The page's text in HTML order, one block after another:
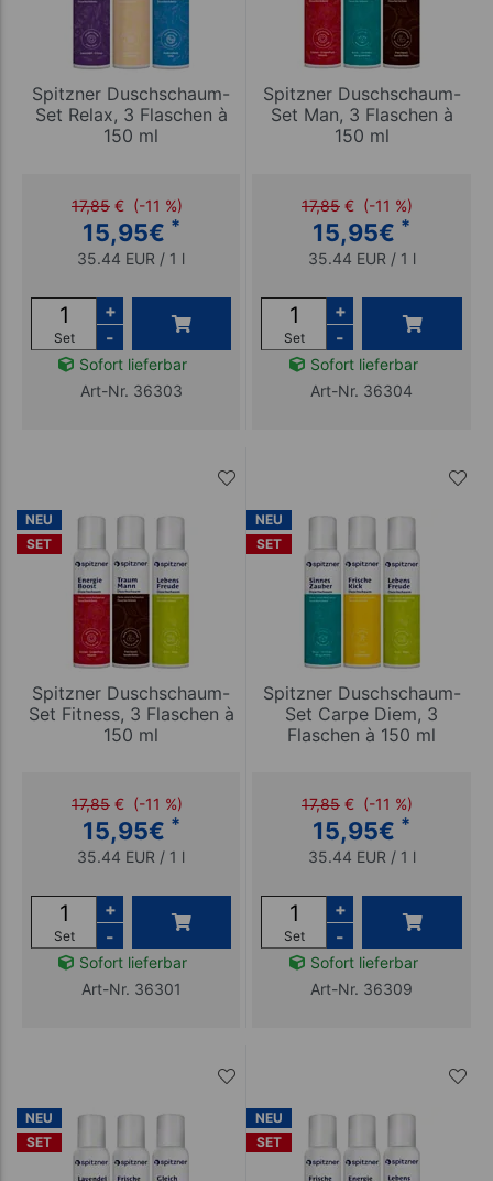
Spitzner Duschschaum-
Set Relax, 3 Flaschen à
150 ml
17,85 € (-11 %)
15,95€ *
35.44 EUR / 1 l
Set
+
-
Sofort lieferbar
Art-Nr. 36303
Spitzner Duschschaum-
Set Man, 3 Flaschen à
150 ml
17,85 € (-11 %)
15,95€ *
35.44 EUR / 1 l
Set
+
-
Sofort lieferbar
Art-Nr. 36304
NEU
SET
Spitzner Duschschaum-
Set Fitness, 3 Flaschen à
150 ml
17,85 € (-11 %)
15,95€ *
35.44 EUR / 1 l
Set
+
-
Sofort lieferbar
Art-Nr. 36301
NEU
SET
Spitzner Duschschaum-
Set Carpe Diem, 3
Flaschen à 150 ml
17,85 € (-11 %)
15,95€ *
35.44 EUR / 1 l
Set
+
-
Sofort lieferbar
Art-Nr. 36309
NEU
SET
NEU
SET